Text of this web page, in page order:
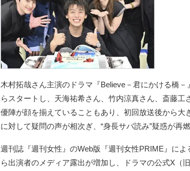
木村拓哉さん主演のドラマ『Believe－君にかける橋
らスタートし、天海祐希さん、竹内涼真さん、斎藤
優陣が顔を揃えていることもあり、初回放送後から
に対して疑問の声が相次ぎ、“身長サバ読み”疑惑が再
週刊誌『週刊女性』のWeb版『週刊女性PRIME』に
ら出演者のメディア露出が増加し、ドラマの公式X（